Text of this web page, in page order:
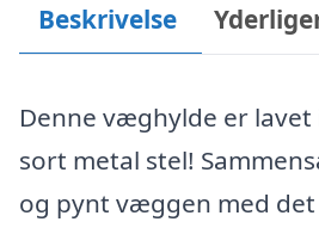
Beskrivelse
Denne væghylde er lavet
sort metal stel!
og pynt væggen med